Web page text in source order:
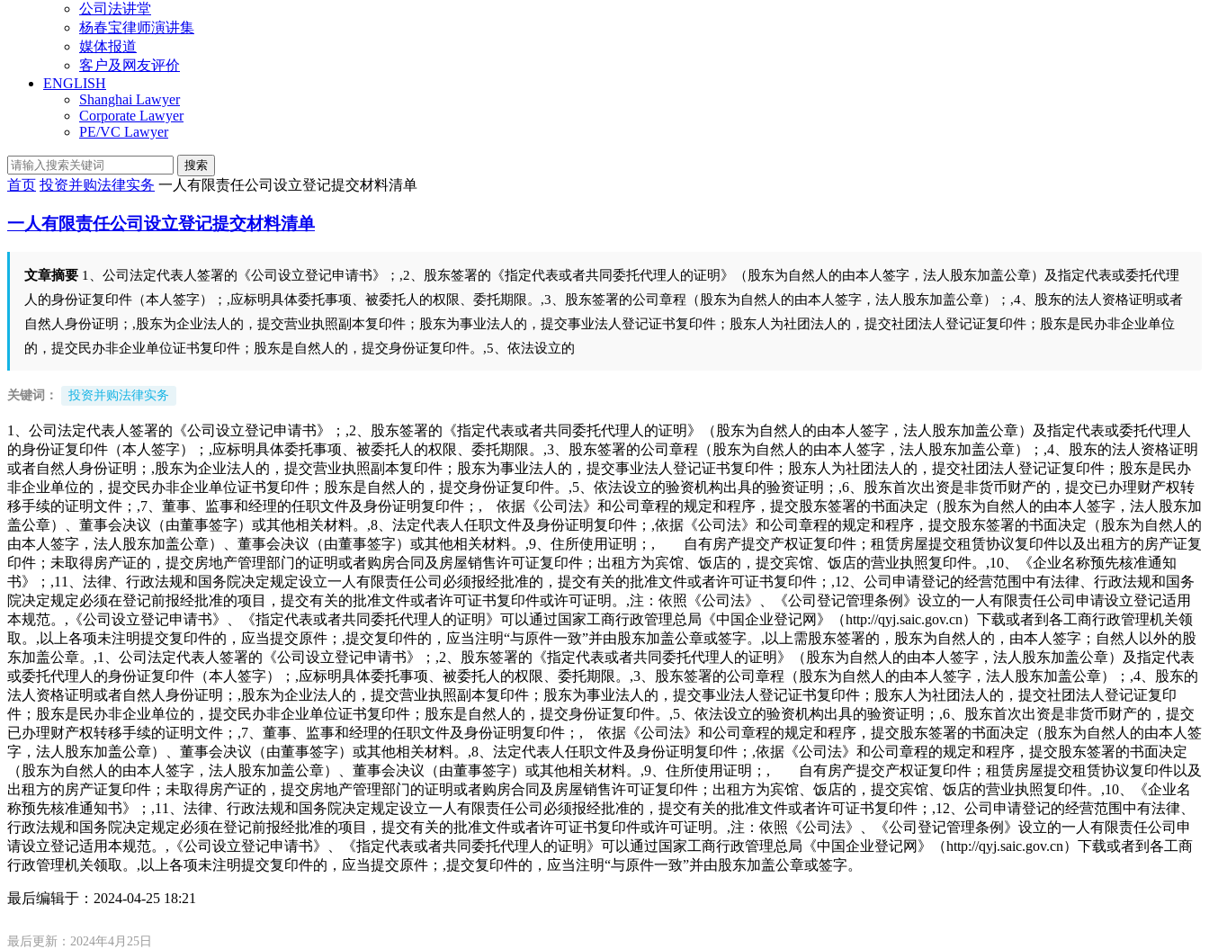
公司法讲堂
杨春宝律师演讲集
媒体报道
客户及网友评价
ENGLISH
Shanghai Lawyer
Corporate Lawyer
PE/VC Lawyer
搜索
首页 投资并购法律实务 一人有限责任公司设立登记提交材料清单
一人有限责任公司设立登记提交材料清单
文章摘要 1、公司法定代表人签署的《公司设立登记申请书》；,2、股东签署的《指定代表或者共同委托代理人的证明》（股东为自然人的由本人签字，法人股东加盖公章）及指定代表或委托代理
人的身份证复印件（本人签字）；,应标明具体委托事项、被委托人的权限、委托期限。,3、股东签署的公司章程（股东为自然人的由本人签字，法人股东加盖公章）；,4、股东的法人资格证明或者
自然人身份证明；,股东为企业法人的，提交营业执照副本复印件；股东为事业法人的，提交事业法人登记证书复印件；股东人为社团法人的，提交社团法人登记证复印件；股东是民办非企业单位
的，提交民办非企业单位证书复印件；股东是自然人的，提交身份证复印件。,5、依法设立的
关键词： 投资并购法律实务
1、公司法定代表人签署的《公司设立登记申请书》；,2、股东签署的《指定代表或者共同委托代理人的证明》（股东为自然人的由本人签字，法人股东加盖公章）及指定代表或委托代理人
的身份证复印件（本人签字）；,应标明具体委托事项、被委托人的权限、委托期限。,3、股东签署的公司章程（股东为自然人的由本人签字，法人股东加盖公章）；,4、股东的法人资格证明
或者自然人身份证明；,股东为企业法人的，提交营业执照副本复印件；股东为事业法人的，提交事业法人登记证书复印件；股东人为社团法人的，提交社团法人登记证复印件；股东是民办
非企业单位的，提交民办非企业单位证书复印件；股东是自然人的，提交身份证复印件。,5、依法设立的验资机构出具的验资证明；,6、股东首次出资是非货币财产的，提交已办理财产权转
移手续的证明文件；,7、董事、监事和经理的任职文件及身份证明复印件；, 依据《公司法》和公司章程的规定和程序，提交股东签署的书面决定（股东为自然人的由本人签字，法人股东加
盖公章）、董事会决议（由董事签字）或其他相关材料。,8、法定代表人任职文件及身份证明复印件；,依据《公司法》和公司章程的规定和程序，提交股东签署的书面决定（股东为自然人的
由本人签字，法人股东加盖公章）、董事会决议（由董事签字）或其他相关材料。,9、住所使用证明；, 自有房产提交产权证复印件；租赁房屋提交租赁协议复印件以及出租方的房产证复
印件；未取得房产证的，提交房地产管理部门的证明或者购房合同及房屋销售许可证复印件；出租方为宾馆、饭店的，提交宾馆、饭店的营业执照复印件。,10、《企业名称预先核准通知
书》；,11、法律、行政法规和国务院决定规定设立一人有限责任公司必须报经批准的，提交有关的批准文件或者许可证书复印件；,12、公司申请登记的经营范围中有法律、行政法规和国务
院决定规定必须在登记前报经批准的项目，提交有关的批准文件或者许可证书复印件或许可证明。,注：依照《公司法》、《公司登记管理条例》设立的一人有限责任公司申请设立登记适用
本规范。,《公司设立登记申请书》、《指定代表或者共同委托代理人的证明》可以通过国家工商行政管理总局《中国企业登记网》（http://qyj.saic.gov.cn）下载或者到各工商行政管理机关领
取。,以上各项未注明提交复印件的，应当提交原件；,提交复印件的，应当注明“与原件一致”并由股东加盖公章或签字。,以上需股东签署的，股东为自然人的，由本人签字；自然人以外的股
东加盖公章。,1、公司法定代表人签署的《公司设立登记申请书》；,2、股东签署的《指定代表或者共同委托代理人的证明》（股东为自然人的由本人签字，法人股东加盖公章）及指定代表
或委托代理人的身份证复印件（本人签字）；,应标明具体委托事项、被委托人的权限、委托期限。,3、股东签署的公司章程（股东为自然人的由本人签字，法人股东加盖公章）；,4、股东的
法人资格证明或者自然人身份证明；,股东为企业法人的，提交营业执照副本复印件；股东为事业法人的，提交事业法人登记证书复印件；股东人为社团法人的，提交社团法人登记证复印
件；股东是民办非企业单位的，提交民办非企业单位证书复印件；股东是自然人的，提交身份证复印件。,5、依法设立的验资机构出具的验资证明；,6、股东首次出资是非货币财产的，提交
已办理财产权转移手续的证明文件；,7、董事、监事和经理的任职文件及身份证明复印件；, 依据《公司法》和公司章程的规定和程序，提交股东签署的书面决定（股东为自然人的由本人签
字，法人股东加盖公章）、董事会决议（由董事签字）或其他相关材料。,8、法定代表人任职文件及身份证明复印件；,依据《公司法》和公司章程的规定和程序，提交股东签署的书面决定
（股东为自然人的由本人签字，法人股东加盖公章）、董事会决议（由董事签字）或其他相关材料。,9、住所使用证明；, 自有房产提交产权证复印件；租赁房屋提交租赁协议复印件以及
出租方的房产证复印件；未取得房产证的，提交房地产管理部门的证明或者购房合同及房屋销售许可证复印件；出租方为宾馆、饭店的，提交宾馆、饭店的营业执照复印件。,10、《企业名
称预先核准通知书》；,11、法律、行政法规和国务院决定规定设立一人有限责任公司必须报经批准的，提交有关的批准文件或者许可证书复印件；,12、公司申请登记的经营范围中有法律、
行政法规和国务院决定规定必须在登记前报经批准的项目，提交有关的批准文件或者许可证书复印件或许可证明。,注：依照《公司法》、《公司登记管理条例》设立的一人有限责任公司申
请设立登记适用本规范。,《公司设立登记申请书》、《指定代表或者共同委托代理人的证明》可以通过国家工商行政管理总局《中国企业登记网》（http://qyj.saic.gov.cn）下载或者到各工商
行政管理机关领取。,以上各项未注明提交复印件的，应当提交原件；,提交复印件的，应当注明“与原件一致”并由股东加盖公章或签字。
最后编辑于： 2024-04-25 18:21
最后更新：2024年4月25日